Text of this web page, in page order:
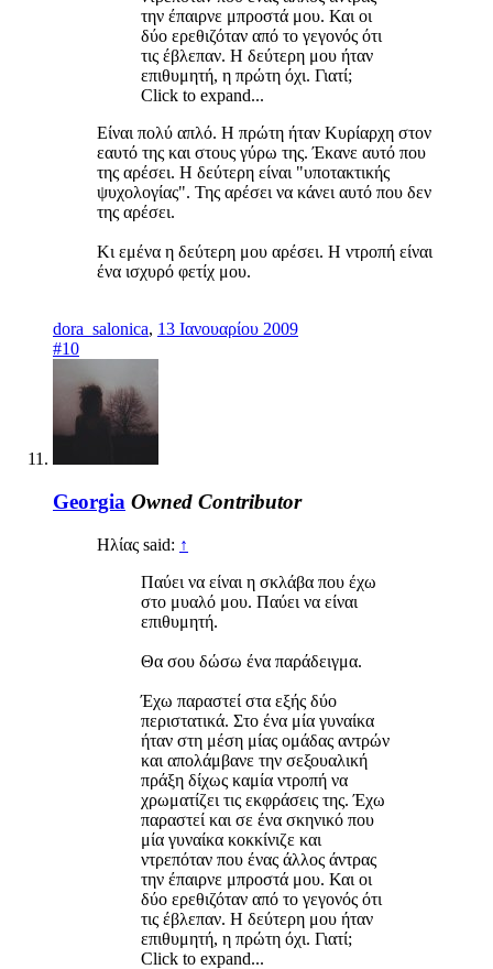
την έπαιρνε μπροστά μου. Και οι
δύο ερεθιζόταν από το γεγονός ότι
τις έβλεπαν. Η δεύτερη μου ήταν
επιθυμητή, η πρώτη όχι. Γιατί;
Click to expand...
Είναι πολύ απλό. Η πρώτη ήταν Κυρίαρχη στον
εαυτό της και στους γύρω της. Έκανε αυτό που
της αρέσει. Η δεύτερη είναι "υποτακτικής
ψυχολογίας". Της αρέσει να κάνει αυτό που δεν
της αρέσει.
Κι εμένα η δεύτερη μου αρέσει. Η ντροπή είναι
ένα ισχυρό φετίχ μου.
dora_salonica, 13 Ιανουαρίου 2009
#10
Georgia Owned Contributor
Ηλίας said: ↑
Παύει να είναι η σκλάβα που έχω
στο μυαλό μου. Παύει να είναι
επιθυμητή.
Θα σου δώσω ένα παράδειγμα.
Έχω παραστεί στα εξής δύο
περιστατικά. Στο ένα μία γυναίκα
ήταν στη μέση μίας ομάδας αντρών
και απολάμβανε την σεξουαλική
πράξη δίχως καμία ντροπή να
χρωματίζει τις εκφράσεις της. Έχω
παραστεί και σε ένα σκηνικό που
μία γυναίκα κοκκίνιζε και
ντρεπόταν που ένας άλλος άντρας
την έπαιρνε μπροστά μου. Και οι
δύο ερεθιζόταν από το γεγονός ότι
τις έβλεπαν. Η δεύτερη μου ήταν
επιθυμητή, η πρώτη όχι. Γιατί;
Click to expand...